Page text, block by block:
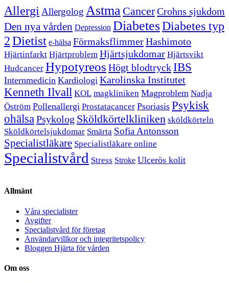
Allergi Allergolog Astma CancerCrohns sjukdom
Den nya vården Depression DiabetesDiabetes typ
2Dietist e-hälsa FörmaksflimmerHashimoto
Hjärtinfarkt Hjärtproblem Hjärtsjukdomar Hjärtsvikt
Hudcancer Hypotyreos Högt blodtryckIBS
Internmedicin Kardiologi Karolinska Institutet
Kenneth Ilvall KOL magkliniken Magproblem Nadja
Öström Pollenallergi Prostatacancer Psoriasis Psykisk
ohälsaPsykolog Sköldkörtelkliniken sköldkörteln
Sköldkörtelsjukdomar Smärta Sofia Antonsson
Specialistläkare Specialistläkare online
Specialistvård Stress Stroke Ulcerös kolit
Allmänt
Våra specialister
Avgifter
Specialistvård för företag
Användarvillkor och integritetspolicy
Bloggen Hjärta för vården
Om oss